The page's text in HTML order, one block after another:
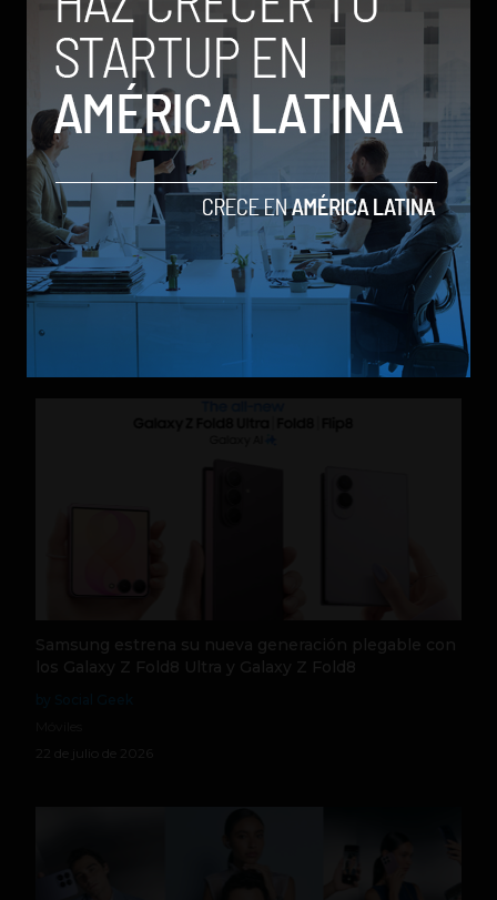
Galaxy Z Flip8: el plegable compacto de Samsung se
renueva con más pantalla, mejor cámara e IA
by Social Geek
Samsung estrena su nueva generación plegable con
los Galaxy Z Fold8 Ultra y Galaxy Z Fold8
22 de julio de 2026